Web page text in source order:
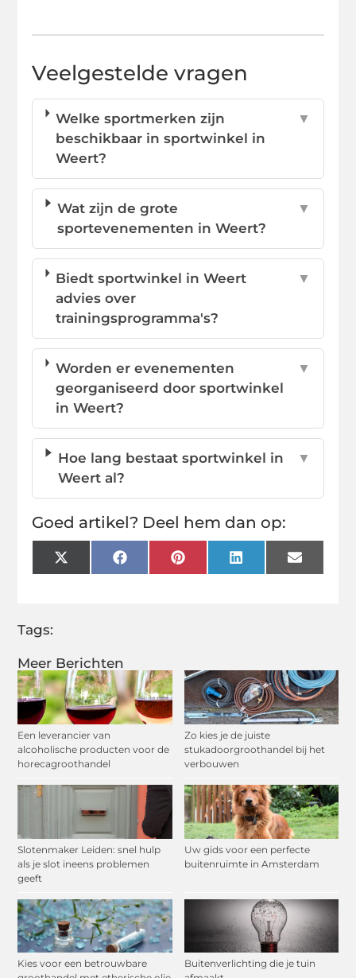
Meer Berichten
Een leverancier van
alcoholische producten voor de
horecagroothandel
Zo kies je de juiste
stukadoorgroothandel bij het
verbouwen
Slotenmaker Leiden: snel hulp
als je slot ineens problemen
geeft
Uw gids voor een perfecte
buitenruimte in Amsterdam
Kies voor een betrouwbare
Buitenverlichting die je tuin
Veelgestelde vragen
Welke sportmerken zijn
beschikbaar in sportwinkel in
Weert?
▼
Wat zijn de grote
sportevenementen in Weert?
▼
Biedt sportwinkel in Weert
advies over
trainingsprogramma's?
▼
Worden er evenementen
georganiseerd door sportwinkel
in Weert?
▼
Hoe lang bestaat sportwinkel in
Weert al?
▼
Goed artikel? Deel hem dan op:
X
(Twitter)
FacebookPinterestLinkedInEmail
Tags: